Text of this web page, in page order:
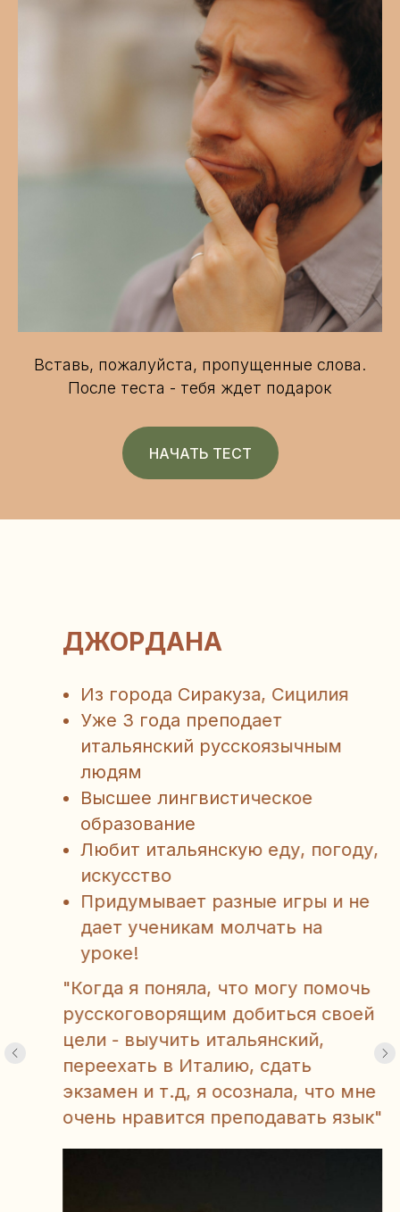
Вставь, пожалуйста, пропущенные слова.
После теста - тебя ждет подарок
НАЧАТЬ ТЕСТ
АЛЕССАНДРО
Из небольшого городка под
Миланом
Высшее лингвистическое и
филологическое образование
5 лет преподает итальянский
Играет на разных музыкальных
инструментах
" Я всегда хотел стать
преподавателем, потому что
много лет занимался языками и
это не просто быть носителем, но
и уметь правильно и легко
донести информацию до
учеников"